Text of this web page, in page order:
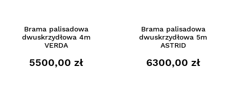
Brama palisadowa
dwuskrzydłowa 4m
VERDA
5500,00 zł
Brama palisadowa
dwuskrzydłowa 5m
ASTRID
6300,00 zł